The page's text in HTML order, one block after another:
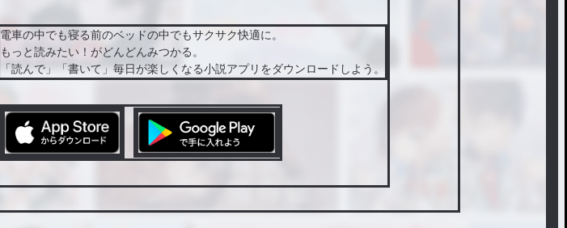
電車の中でも寝る前のベッドの中でもサクサク快適に。
もっと読みたい！がどんどんみつかる。
「読んで」「書いて」毎日が楽しくなる小説アプリをダウンロードしよう。